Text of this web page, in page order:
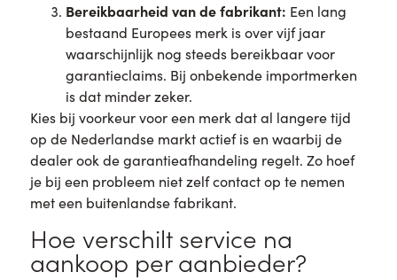
Bereikbaarheid van de fabrikant: Een lang
bestaand Europees merk is over vijf jaar
waarschijnlijk nog steeds bereikbaar voor
garantieclaims. Bij onbekende importmerken
is dat minder zeker.
Kies bij voorkeur voor een merk dat al langere tijd
op de Nederlandse markt actief is en waarbij de
dealer ook de garantieafhandeling regelt. Zo hoef
je bij een probleem niet zelf contact op te nemen
met een buitenlandse fabrikant.
Hoe verschilt service na
aankoop per aanbieder?